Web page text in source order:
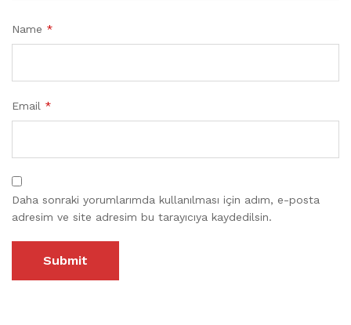
Name *
Email *
Daha sonraki yorumlarımda kullanılması için adım, e-posta
adresim ve site adresim bu tarayıcıya kaydedilsin.